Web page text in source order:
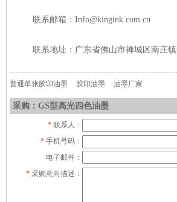
联系邮箱：Info@kingink.com.cn
联系地址：广东省佛山市禅城区南庄
普通单张胶印油墨 胶印油墨 油墨厂家
采购：GS型高光四色油墨
* 联系人：
* 手机号码：
电子邮件：
* 采购意向描述：